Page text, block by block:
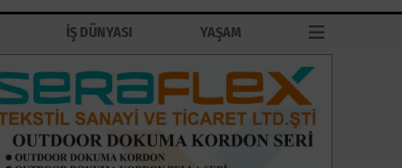
İŞ DÜNYASI YAŞAM